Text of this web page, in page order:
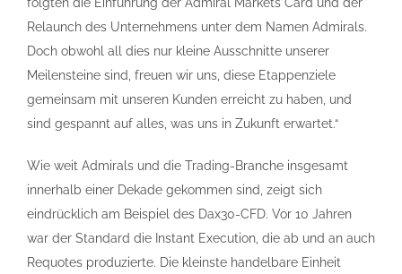
Relaunch des Unternehmens unter dem Namen Admirals.
Doch obwohl all dies nur kleine Ausschnitte unserer
Meilensteine sind, freuen wir uns, diese Etappenziele
gemeinsam mit unseren Kunden erreicht zu haben, und
sind gespannt auf alles, was uns in Zukunft erwartet.“
Wie weit Admirals und die Trading-Branche insgesamt
innerhalb einer Dekade gekommen sind, zeigt sich
eindrücklich am Beispiel des Dax30-CFD. Vor 10 Jahren
war der Standard die Instant Execution, die ab und an auch
Requotes produzierte. Die kleinste handelbare Einheit